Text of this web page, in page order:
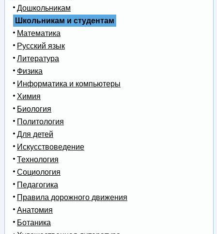
Дошкольникам
Школьникам и студентам
Математика
Русский язык
Литература
Физика
Информатика и компьютеры
Химия
Биология
Политология
Для детей
Искусствоведение
Технология
Социология
Педагогика
Правила дорожного движения
Анатомия
Ботаника